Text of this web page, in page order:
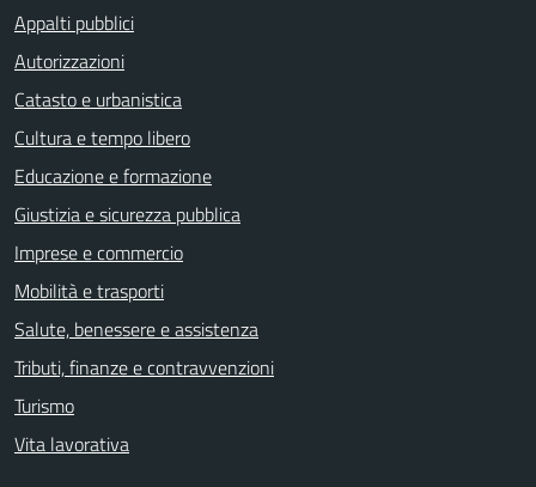
Appalti pubblici
Autorizzazioni
Catasto e urbanistica
Cultura e tempo libero
Educazione e formazione
Giustizia e sicurezza pubblica
Imprese e commercio
Mobilità e trasporti
Salute, benessere e assistenza
Tributi, finanze e contravvenzioni
Turismo
Vita lavorativa